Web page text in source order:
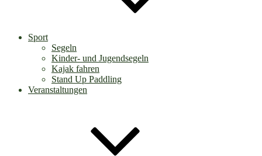
Sport
Segeln
Kinder- und Jugendsegeln
Kajak fahren
Stand Up Paddling
Veranstaltungen